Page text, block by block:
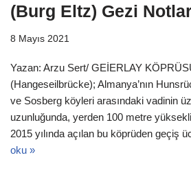
(Burg Eltz) Gezi
8 Mayıs 2021
Yazan: Arzu Sert/ GEİERLAY
(Hangeseilbrücke); Almanya’nın
ve Sosberg köyleri arasındaki vadinin
uzunluğunda, yerden 100 metre
2015 yılında açılan bu köprüden geçiş
oku »